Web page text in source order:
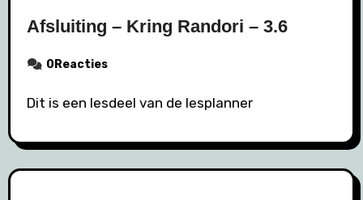
Afsluiting – Kring Randori – 3.6
0Reacties
Dit is een lesdeel van de lesplanner